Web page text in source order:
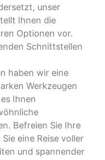
unser
Ihnen die
Optionen vor.
Schnittstellen
haben wir eine
Werkzeugen
Ihnen
Befreien Sie Ihre
eine Reise voller
und spannender